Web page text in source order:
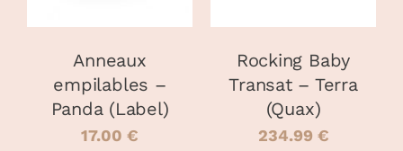
Anneaux
empilables –
Panda (Label)
17.00 €
Rocking Baby
Transat – Terra
(Quax)
234.99 €